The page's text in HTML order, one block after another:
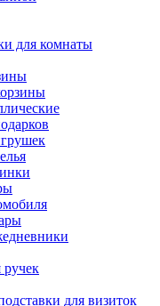
для комнаты
ручек
для визиток